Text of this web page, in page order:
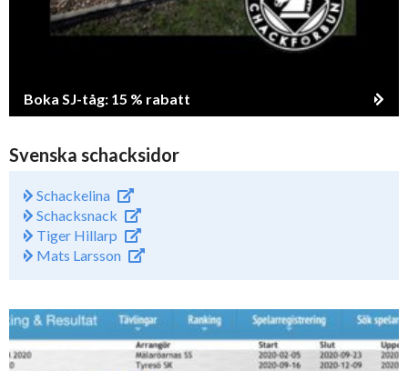
Boka SJ-tåg: 15 % rabatt
Svenska schacksidor
Schackelina
Schacksnack
Tiger Hillarp
Mats Larsson